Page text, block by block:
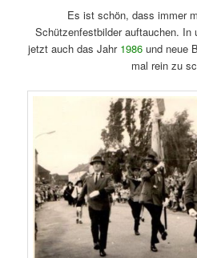
Es ist schön, dass immer
Schützenfestbilder auftauchen. In
jetzt auch das Jahr 1986und neue
mal rein zu